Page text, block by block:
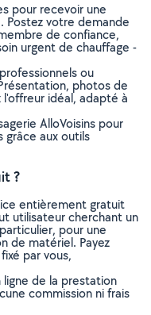
pour recevoir une
Postez votre demande
de confiance,
urgent de chauffage -
ou
photos de
idéal, adapté à
AlloVoisins pour
grâce aux outils
?
entièrement gratuit
utilisateur cherchant un
pour une
de matériel. Payez
par vous,
ligne de la prestation
commission ni frais